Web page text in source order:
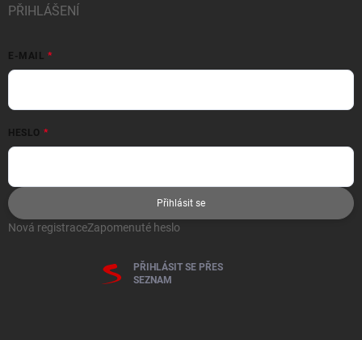
PŘIHLÁŠENÍ
E-MAIL
HESLO
Přihlásit se
Nová registraceZapomenuté heslo
PŘIHLÁSIT SE PŘES
SEZNAM